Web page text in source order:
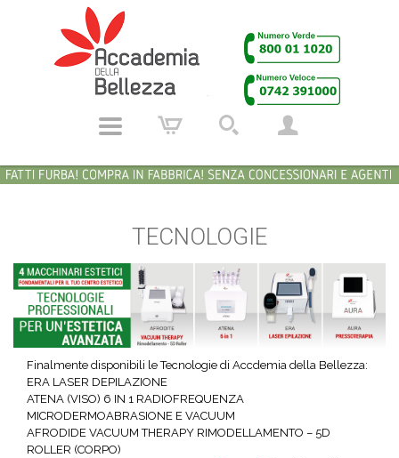
TECNOLOGIE
Finalmente disponibili le Tecnologie di Accdemia della Bellezza:
ERA LASER DEPILAZIONE
ATENA (VISO) 6 IN 1 RADIOFREQUENZA
MICRODERMOABRASIONE E VACUUM
AFRODIDE VACUUM THERAPY RIMODELLAMENTO – 5D
ROLLER (CORPO)